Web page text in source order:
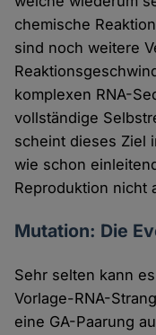
chemische
sind noch weitere
komplexen RNA-
vollständige
scheint dieses Ziel
wie schon
Reproduktion nicht
Mutation: Die
Sehr selten kann
Vorlage-RNA-
eine GA-Paarung